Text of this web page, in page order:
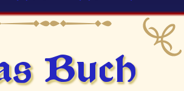
Buch